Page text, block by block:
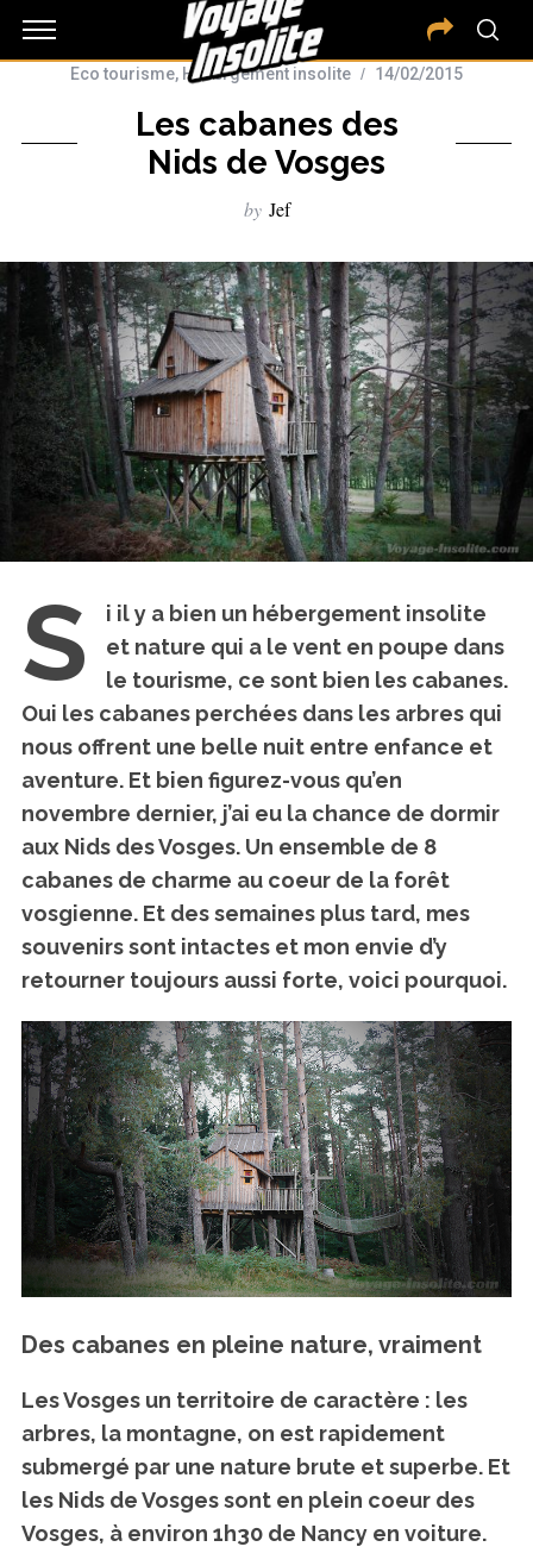
Eco tourisme, Hébergement insolite 14/02/2015
Les cabanes des
Nids de Vosges
by Jef
S
i il y a bien un hébergement insolite
et nature qui a le vent en poupe dans
le tourisme, ce sont bien les cabanes.
Oui les cabanes perchées dans les arbres qui
nous offrent une belle nuit entre enfance et
aventure.Et bien figurez-vous qu’en
novembre dernier, j’ai eu la chance de dormir
aux Nids des Vosges. Un ensemble de 8
cabanes de charme au coeur de la forêt
vosgienne. Et des semaines plus tard, mes
souvenirs sont intactes et mon envie d’y
retourner toujours aussi forte, voici pourquoi.
Des cabanes en pleine nature, vraiment
Les Vosges un territoire de caractère : les
arbres, la montagne, on est rapidement
submergé par une nature brute et superbe. Et
les Nids de Vosges sont en plein coeur des
Vosges, à environ 1h30 de Nancy en voiture.